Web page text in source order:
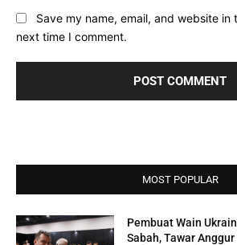
Save my name, email, and website in
next time I comment.
MOST POPULAR
Pembuat Wain
Sabah, Tawar